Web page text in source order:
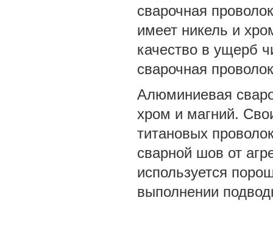
сварочная
имеет никель и
качество в ущерб
сварочная
Алюминиевая
хром и магний.
титановых
сварной шов от
используется
выполнении